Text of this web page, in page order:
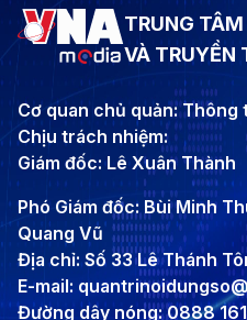
TRUNG
VÀ TRUYỀN
Cơ quan chủ quản: Thông
Chịu trách nhiệm:
Giám đốc: Lê Xuân Thành
Phó Giám đốc: Bùi Minh
Quang Vũ
Địa chỉ: Số 33 Lê Thánh
E-mail:
Đường dây nóng: 0888 161